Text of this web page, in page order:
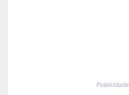
Publicidade